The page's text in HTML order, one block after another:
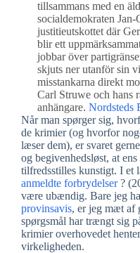
tillsammans med en
socialdemokraten
justitieutskottet där
blir ett
jobbar över
skjuts ner utanför sin
misstankarna direkt
Carl Struwe och hans
anhängare. Nordsteds
Når man spørger sig,
de krimier (og hvorfor
læser dem), er svaret
og begivenhedsløst, at
tilfredsstilles kunstigt. I et
anmeldte forbrydelser?
være ubændig. Bare jeg
provinsavis, er jeg mæt af
spørgsmål har trængt sig
krimier overhovedet
virkeligheden.